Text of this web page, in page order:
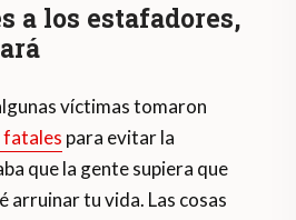
a los estafadores,
víctimas tomaron
fatales para evitar la
que la gente supiera que
arruinar tu vida. Las cosas